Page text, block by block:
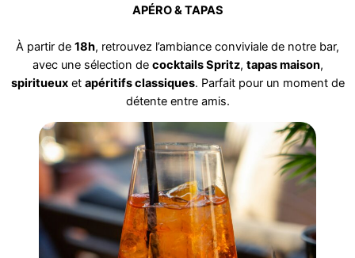
APÉRO & TAPAS
À partir de 18h, retrouvez l’ambiance conviviale de notre bar,
avec une sélection de cocktails Spritz, tapas maison,
spiritueuxet apéritifs classiques. Parfait pour un moment de
détente entre amis.